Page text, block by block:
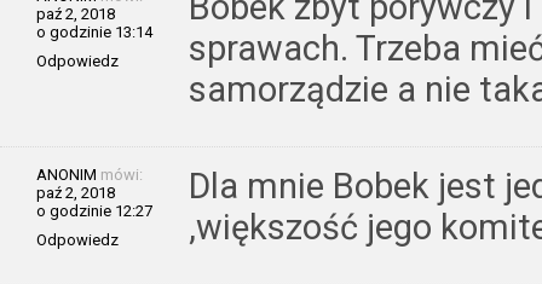
paź 2, 2018
o godzinie 13:14
Odpowiedz
sprawach. Trzeba
samorządzie a nie
ANONIM mówi:
paź 2, 2018
o godzinie 12:27
Odpowiedz
Dla mnie Bobek jest
,większość jego